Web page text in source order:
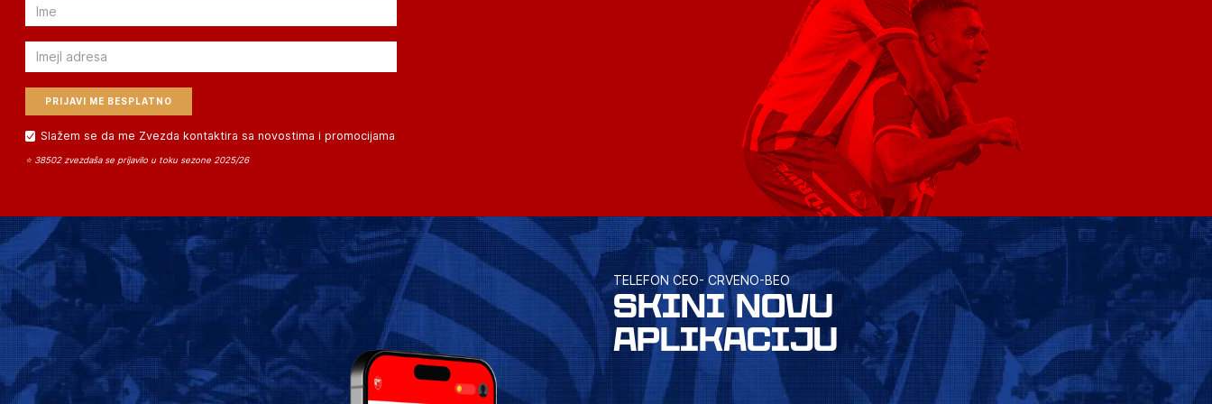
Email
Email
Slažem se da me Zvezda kontaktira sa novostima i promocijama
⭐ 38502 zvezdaša se prijavilo u toku sezone 2025/26
TELEFON CEO- CRVENO-BEO
SKINI NOVU
APLIKACIJU